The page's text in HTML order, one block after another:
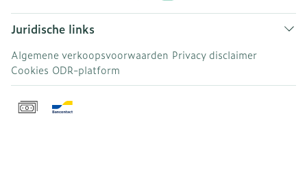
Juridische links
Algemene verkoopsvoorwaarden Privacy disclaimer
Cookies ODR-platform